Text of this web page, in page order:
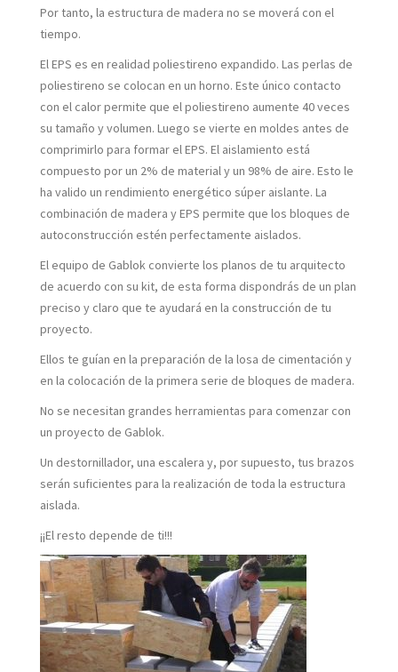
Por tanto, la estructura de madera no se moverá con el
tiempo.
El EPS es en realidad poliestireno expandido. Las perlas de
poliestireno se colocan en un horno. Este único contacto
con el calor permite que el poliestireno aumente 40 veces
su tamaño y volumen. Luego se vierte en moldes antes de
comprimirlo para formar el EPS. El aislamiento está
compuesto por un 2% de material y un 98% de aire. Esto le
ha valido un rendimiento energético súper aislante. La
combinación de madera y EPS permite que los bloques de
autoconstrucción estén perfectamente aislados.
El equipo de Gablok convierte los planos de tu arquitecto
de acuerdo con su kit, de esta forma dispondrás de un plan
preciso y claro que te ayudará en la construcción de tu
proyecto.
Ellos te guían en la preparación de la losa de cimentación y
en la colocación de la primera serie de bloques de madera.
No se necesitan grandes herramientas para comenzar con
un proyecto de Gablok.
Un destornillador, una escalera y, por supuesto, tus brazos
serán suficientes para la realización de toda la estructura
aislada.
¡¡El resto depende de ti!!!